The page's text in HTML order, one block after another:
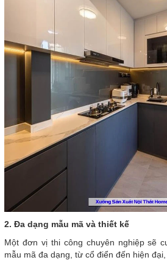
2. Đa dạng mẫu mã và thiết kế
Một đơn vị thi công chuyên nghiệp sẽ
mẫu mã đa dạng, từ cổ điển đến hiện